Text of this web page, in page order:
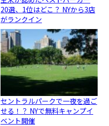
20選、1位はどこ？ NYから3店
がランクイン
セントラルパークで一夜を過ご
せる！？ NYで無料キャンプイ
ベント開催